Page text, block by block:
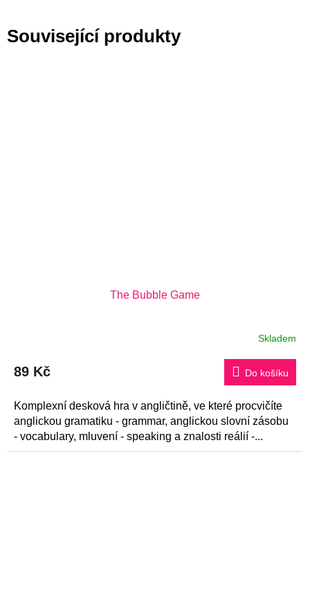
Související produkty
The Bubble Game
je
5
hvězdiček.
Skladem
89 Kč Do košíku
Komplexní desková hra v angličtině, ve které procvičíte
anglickou gramatiku - grammar, anglickou slovní zásobu
- vocabulary, mluvení - speaking a znalosti reálií -...